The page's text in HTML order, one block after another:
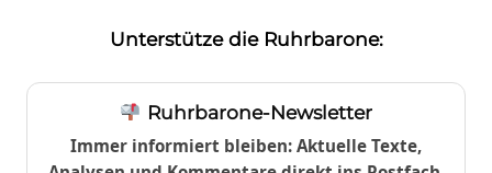
Unterstütze die Ruhrbarone:
Ruhrbarone-Newsletter
Immer informiert bleiben: Aktuelle Texte,